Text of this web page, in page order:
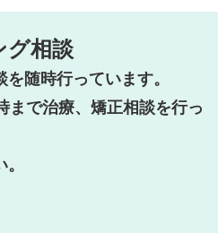
グ相談
随時行っています。
まで治療、矯正相談を行っ